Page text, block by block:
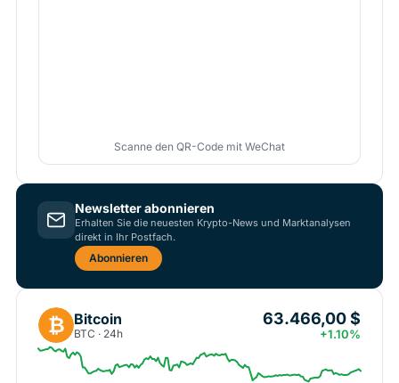
Scanne den QR-Code mit WeChat
Newsletter abonnieren
Erhalten Sie die neuesten Krypto-News und Marktanalysen
direkt in Ihr Postfach.
Abonnieren
₿ Bitcoin
BTC · 24h
63.466,00 $
+1.10%